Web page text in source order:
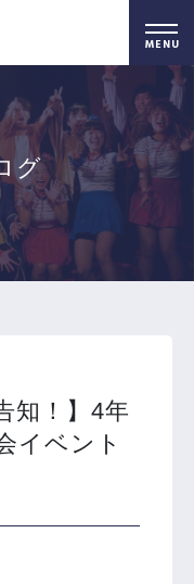
オープンキャンパス
グ
知！】4年
イベント